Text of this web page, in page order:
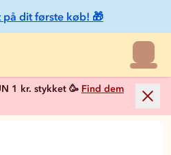
på dit første køb! 🎁
1 kr. stykket 🥳 Find dem